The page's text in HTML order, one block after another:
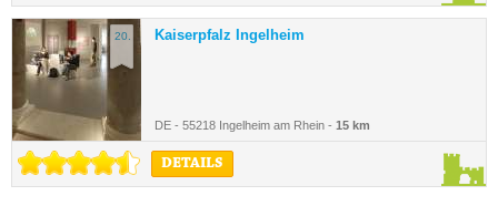
20. Kaiserpfalz Ingelheim
DE - 55218 Ingelheim am Rhein - 15 km
DETAILS